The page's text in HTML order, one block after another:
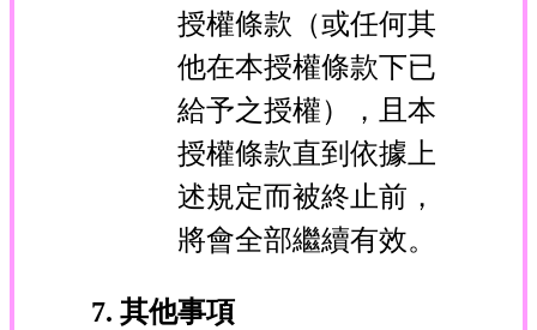
授權條款（或任何其
他在本授權條款下已
給予之授權），且本
授權條款直到依據上
述規定而被終止前，
將會全部繼續有效。
7. 其他事項